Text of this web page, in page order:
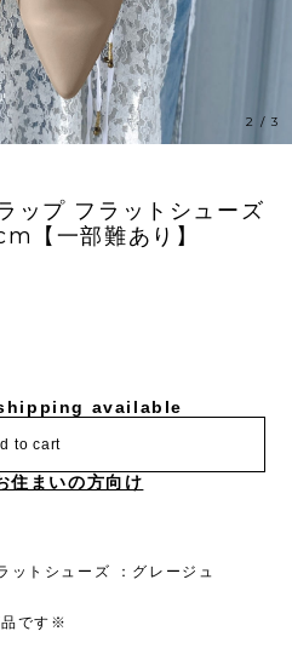
2 /3
ップ フラットシューズ
【一部難あり】
available
to cart
住まいの方向け
ットシューズ ：グレージュ
です※